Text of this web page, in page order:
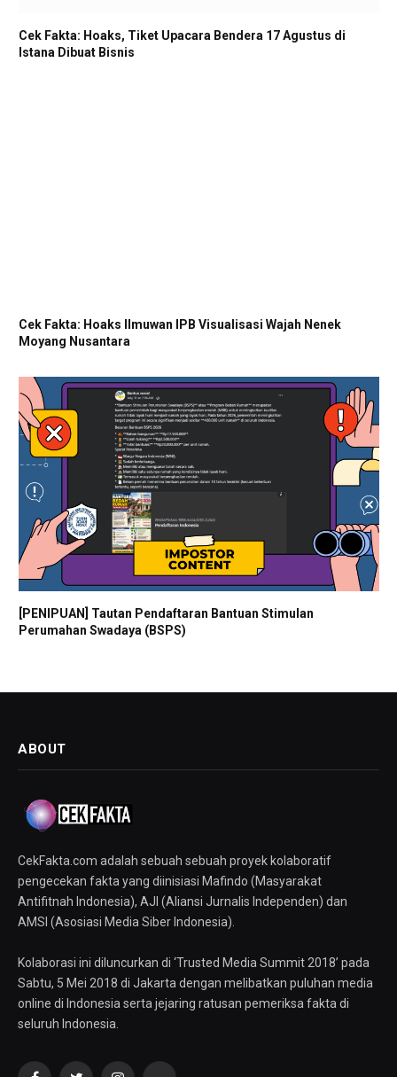
Cek Fakta: Hoaks, Tiket Upacara Bendera 17 Agustus di
Istana Dibuat Bisnis
Cek Fakta: Hoaks Ilmuwan IPB Visualisasi Wajah Nenek
Moyang Nusantara
[PENIPUAN] Tautan Pendaftaran Bantuan Stimulan
Perumahan Swadaya (BSPS)
ABOUT
CekFakta.com adalah sebuah sebuah proyek kolaboratif
pengecekan fakta yang diinisiasi Mafindo (Masyarakat
Antifitnah Indonesia), AJI (Aliansi Jurnalis Independen) dan
AMSI (Asosiasi Media Siber Indonesia).
Kolaborasi ini diluncurkan di ‘Trusted Media Summit 2018’ pada
Sabtu, 5 Mei 2018 di Jakarta dengan melibatkan puluhan media
online di Indonesia serta jejaring ratusan pemeriksa fakta di
seluruh Indonesia.